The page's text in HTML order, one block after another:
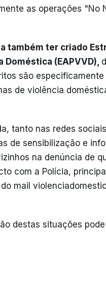
as operações "No
também ter criado
(EAPVVD),
são
de violência
tanto nas redes
de sensibilização e
na denúncia de
com a Polícia,
mail
destas situações